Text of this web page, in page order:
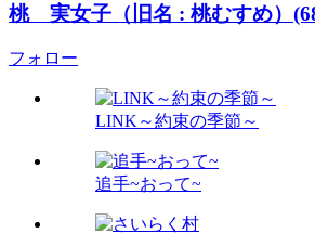
桃 実女子（旧名 : 桃むすめ）
フォロー
LINK～約束の季節～
追手~おって~